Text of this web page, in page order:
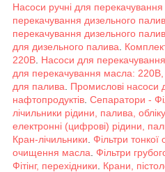
Насоси ручні для
перекачування дизельного
перекачування дизельного
для дизельного палива
220В Насоси для
для перекачування масла:
для палива
Промислові насоси
нафтопродуктів Сепаратори -
лічильники рідини, палива,
електронні (цифрові) рідини,
Кран-лічильники Фільтри тонкої
очищення масла Фільтри
Фітінг, перехідники
Крани,